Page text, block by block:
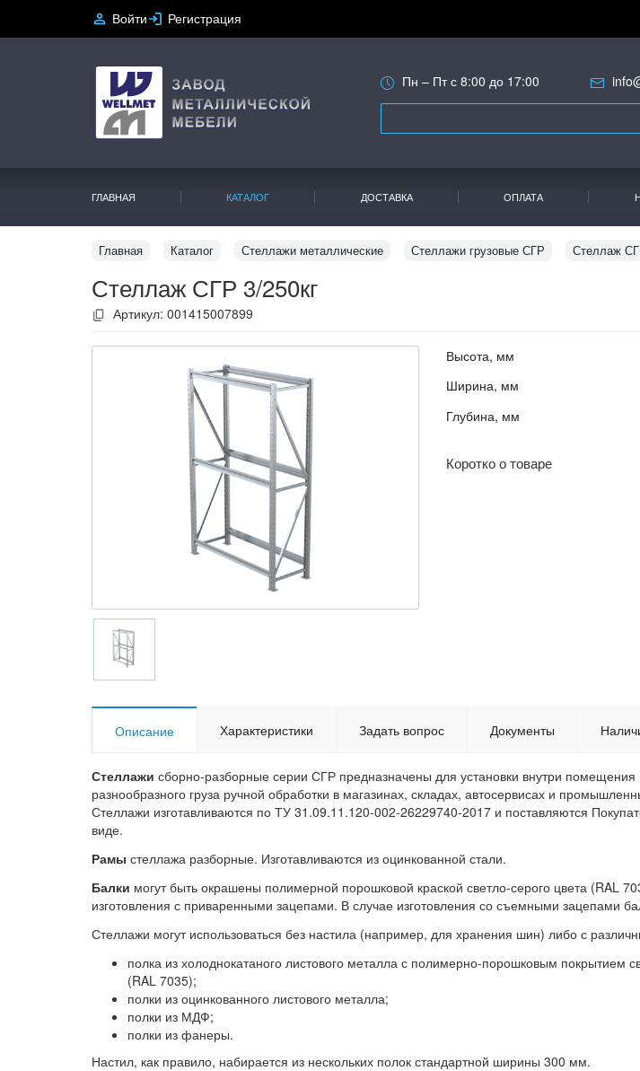
Войти Регистрация
Пн – Пт с 8:00 до 17:00
ГЛАВНАЯ КАТАЛОГ ДОСТАВКА ОПЛАТА
Главная Каталог Стеллажи металлические Стеллажи грузовые СГР Стеллаж
Стеллаж СГР 3/250кг
Артикул: 001415007899
Высота, мм
Ширина, мм
Глубина, мм
Коротко о товаре
Описание Характеристики Задать вопрос Документы
Стеллажи сборно-разборные серии СГР предназначены для установки внутри помещения
разнообразного груза ручной обработки в магазинах, складах, автосервисах и
Стеллажи изготавливаются по ТУ 31.09.11.120-002-26229740-2017 и поставляются
виде.
Рамы стеллажа разборные. Изготавливаются из оцинкованной стали.
Балки могут быть окрашены полимерной порошковой краской светло-серого цвета (RAL
изготовления с приваренными зацепами. В случае изготовления со съемными зацепами
Стеллажи могут использоваться без настила (например, для хранения шин) либо с
полка из холоднокатаного листового металла с полимерно-порошковым покрытием
(RAL 7035);
полки из оцинкованного листового металла;
полки из МДФ;
полки из фанеры.
Настил, как правило, набирается из нескольких полок стандартной ширины 300 мм.